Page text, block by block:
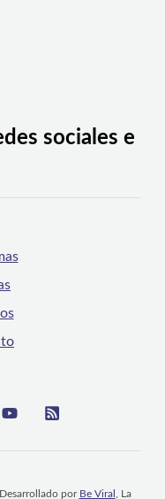
sociales e
por Be Viral , La